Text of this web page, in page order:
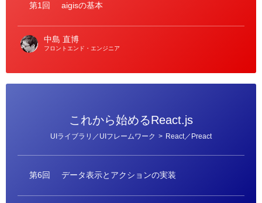
第1回 aigisの基本
中島 直博
フロントエンド・エンジニア
これから始めるReact.js
UIライブラリ／UIフレームワーク > React／Preact
第6回 データ表示とアクションの実装